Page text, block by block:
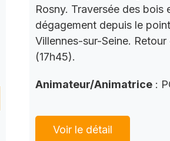
Rosny. Traversée des bois
dégagement depuis le
Villennes-sur-Seine.
(17h45).
Animateur/Animatrice :
Voir le détail